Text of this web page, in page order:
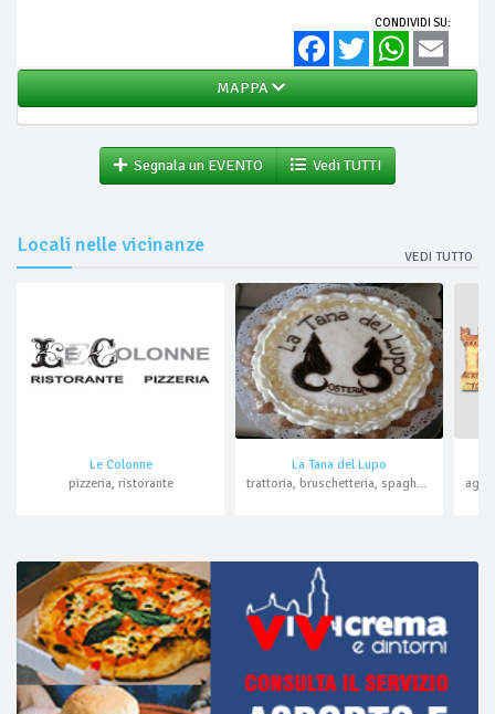
CONDIVIDI SU:
FacebookTwitter WhatsApp
MAPPA
Segnala un EVENTO Vedi TUTTI
Locali nelle vicinanze
VEDI TUTTO
Le Colonne
pizzeria, ristorante
La Tana del Lupo
trattoria, bruschetteria, spaghetteria, ristorante